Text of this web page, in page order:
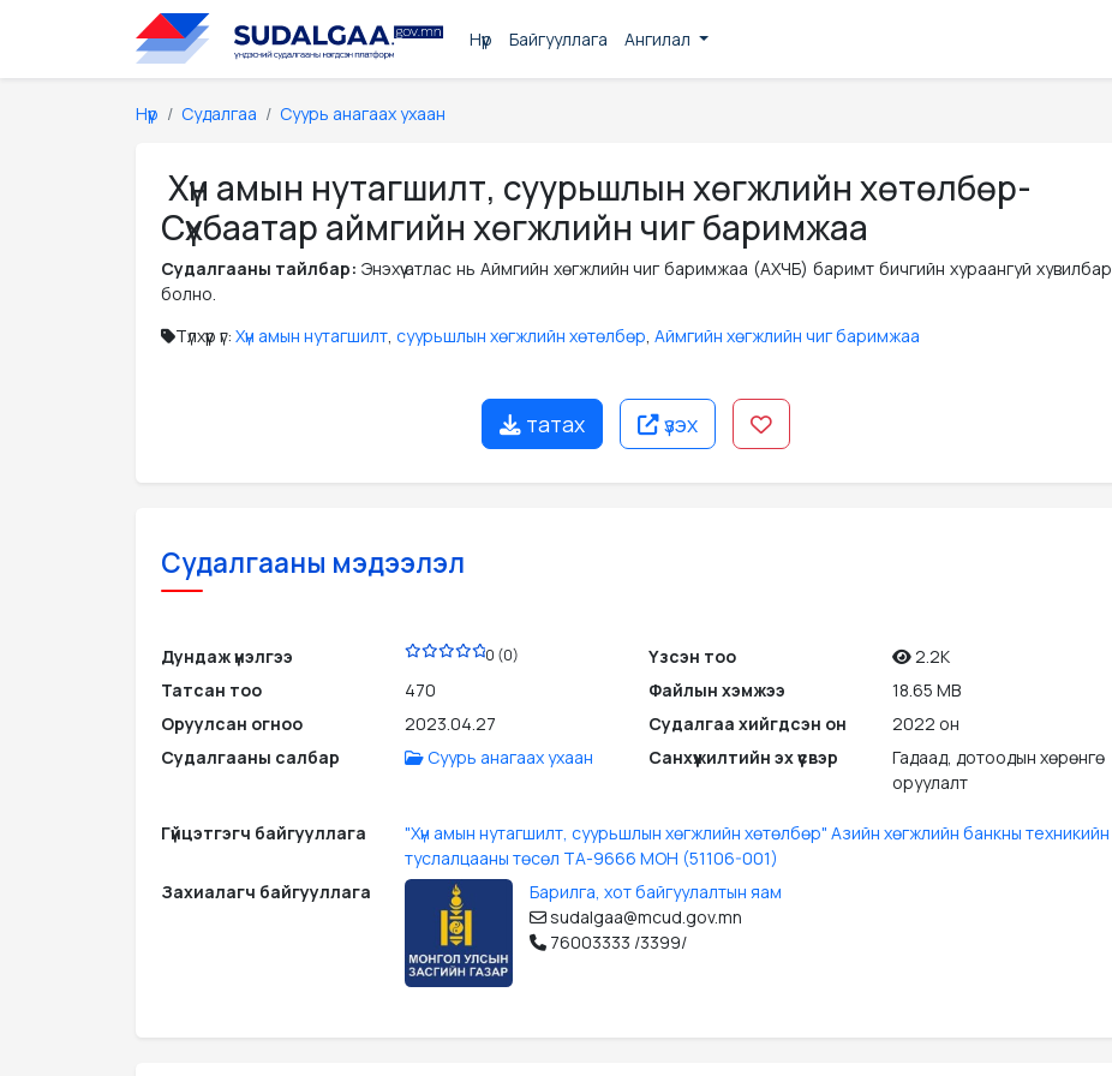
Нүүр Байгууллага Ангилал
Нүүр Судалгаа Суурь анагаах ухаан
Хүн амын нутагшилт, суурьшлын хөгжлийн хөтөлбөр-
Сүхбаатар аймгийн хөгжлийн чиг баримжаа
Судалгааны тайлбар:Энэхүү атлас нь Аймгийн хөгжлийн чиг баримжаа (АХЧБ) баримт бичгийн хураангуй хувилбар
болно.
Түлхүүр үг: Хүн амын нутагшилт, суурьшлын хөгжлийн хөтөлбөр, Аймгийн хөгжлийн чиг баримжаа
татах үзэх
Судалгааны мэдээлэл
Дундаж үнэлгээ 0 (0) Үзсэн тоо
2.2K
Татсан тоо
470 Файлын хэмжээ
18.65 MB
Оруулсан огноо
2023.04.27 Судалгаа хийгдсэн он
2022 он
Судалгааны салбар
Суурь анагаах ухаан Санхүүжилтийн эх үүсвэр
Гадаад, дотоодын хөрөнгө
оруулалт
Гүйцэтгэгч байгууллага
"Хүн амын нутагшилт, суурьшлын хөгжлийн хөтөлбөр" Азийн хөгжлийн банкны техникийн
туслалцааны төсөл ТА-9666 МОН (51106-001)
Захиалагч байгууллага
Барилга, хот байгуулалтын яам
sudalgaa@mcud.gov.mn
76003333 /3399/